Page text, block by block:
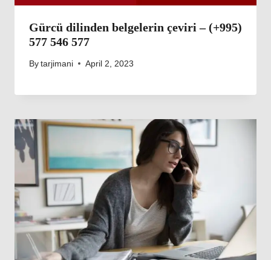
Gürcü dilinden belgelerin çeviri – (+995)
577 546 577
By tarjimani April 2, 2023